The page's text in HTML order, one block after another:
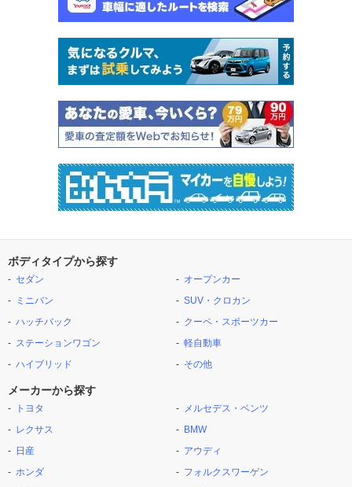
ボディタイプから探す
セダン
ミニバン
ハッチバック
ステーションワゴン
ハイブリッド
オープンカー
SUV・クロカン
クーペ・スポーツカー
軽自動車
その他
メーカーから探す
トヨタ
レクサス
日産
ホンダ
メルセデス・ベンツ
BMW
アウディ
フォルクスワーゲン